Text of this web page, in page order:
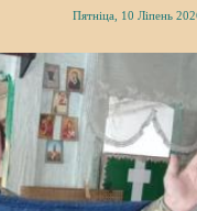
Пятніца, 10 Ліпень